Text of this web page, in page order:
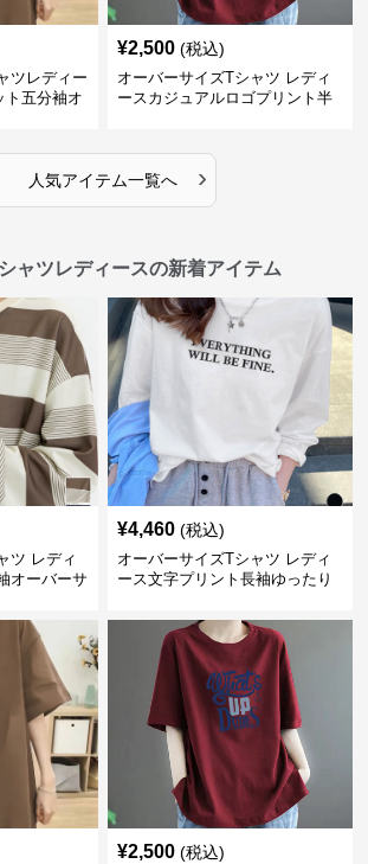
ツレディー
ト五分袖オ
¥2,500 (税込)
オーバーサイズTシャツ レディ
ースカジュアルロゴプリント半
人気アイテム一覧へ ›
ャツレディースの新着アイテム
ツ レディ
オーバーサ
¥4,460 (税込)
オーバーサイズTシャツ レディ
ース文字プリント長袖ゆったり
¥2,500 (税込)